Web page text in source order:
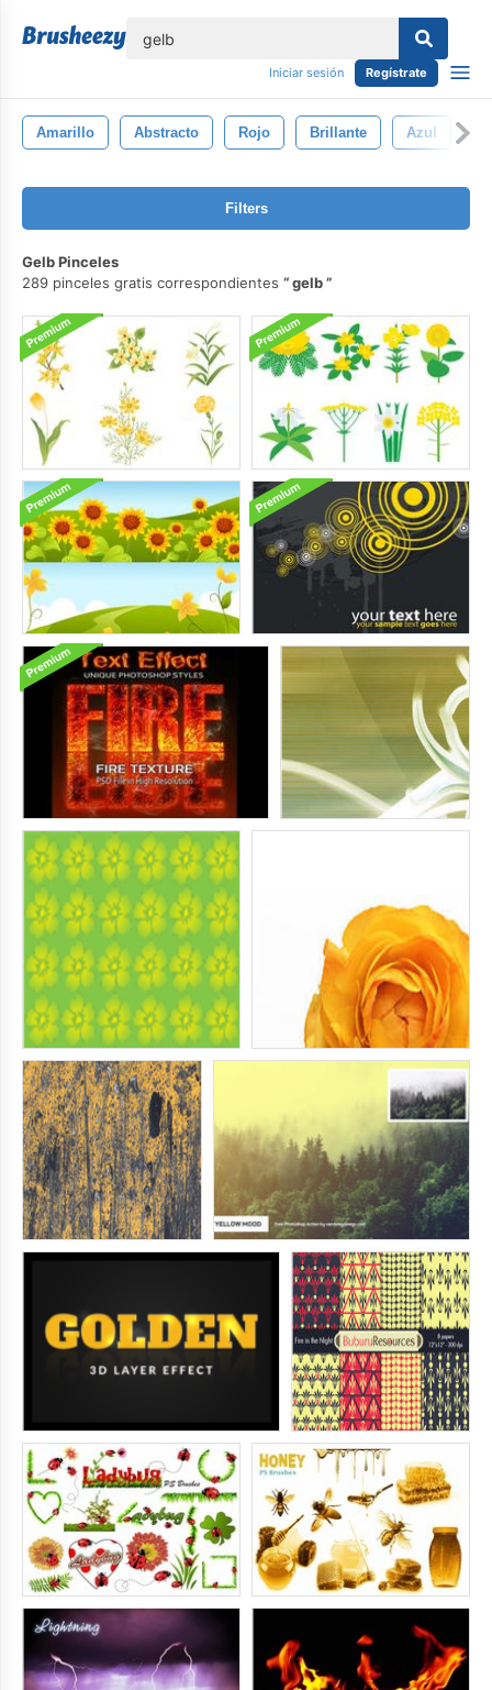
Iniciar sesión Regístrate
Amarillo Abstracto Rojo Brillante Azul
Filters
Gelb Pinceles
289 pinceles gratis correspondientes
gelb